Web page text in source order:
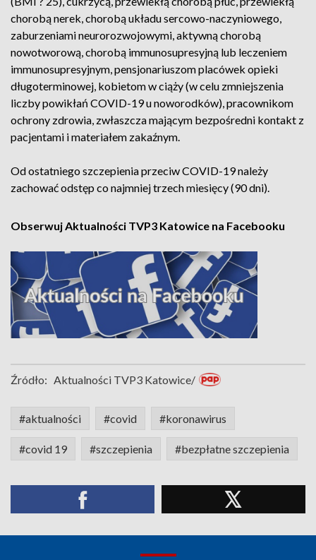
chorobą nerek, chorobą układu sercowo-naczyniowego,
zaburzeniami neurorozwojowymi, aktywną chorobą
nowotworową, chorobą immunosupresyjną lub leczeniem
immunosupresyjnym, pensjonariuszom placówek opieki
długoterminowej, kobietom w ciąży (w celu zmniejszenia
liczby powikłań COVID-19 u noworodków), pracownikom
ochrony zdrowia, zwłaszcza mającym bezpośredni kontakt z
pacjentami i materiałem zakaźnym.
Od ostatniego szczepienia przeciw COVID-19 należy
zachować odstęp co najmniej trzech miesięcy (90 dni).
Obserwuj Aktualności TVP3 Katowice na Facebooku
Źródło: Aktualności TVP3 Katowice/
#aktualności #covid #koronawirus
#covid 19 #szczepienia #bezpłatne szczepienia